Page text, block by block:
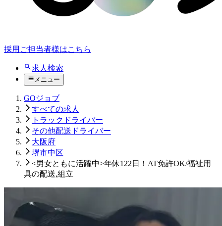
採用ご担当者様はこちら
求人検索
メニュー
GOジョブ
すべての求人
トラックドライバー
その他配送ドライバー
大阪府
堺市中区
<男女ともに活躍中>年休122日！AT免許OK/福祉用
具の配送,組立